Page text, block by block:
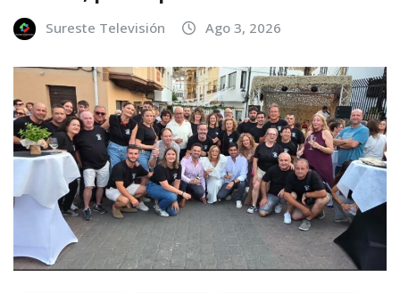
Sureste Televisión Ago 3, 2026